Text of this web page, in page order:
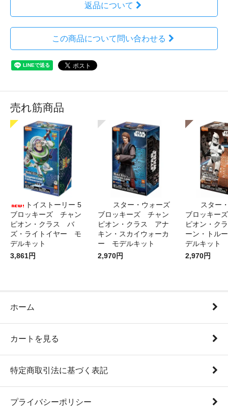
返品について
この商品について問い合わせる
売れ筋商品
トイストーリー 5
ブロッキーズ チャン
ピオン・クラス バ
ズ・ライトイヤー モ
デルキット
3,861円
スター・ウォーズ
ブロッキーズ チャン
ピオン・クラス アナ
キン・スカイウォーカ
ー モデルキット
2,970円
スター
ブロッキー
ピオン・ク
ーン・トル
デルキット
2,970円
ホーム
カートを見る
特定商取引法に基づく表記
プライバシーポリシー